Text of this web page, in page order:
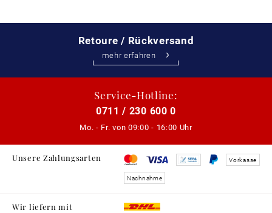
Retoure / Rückversand
mehr erfahren
Service-Hotline:
0711 / 230 600 0
Mo. - Fr. von 09:00 - 16:00 Uhr
Unsere Zahlungsarten Vorkasse
Nachnahme
Wir liefern mit